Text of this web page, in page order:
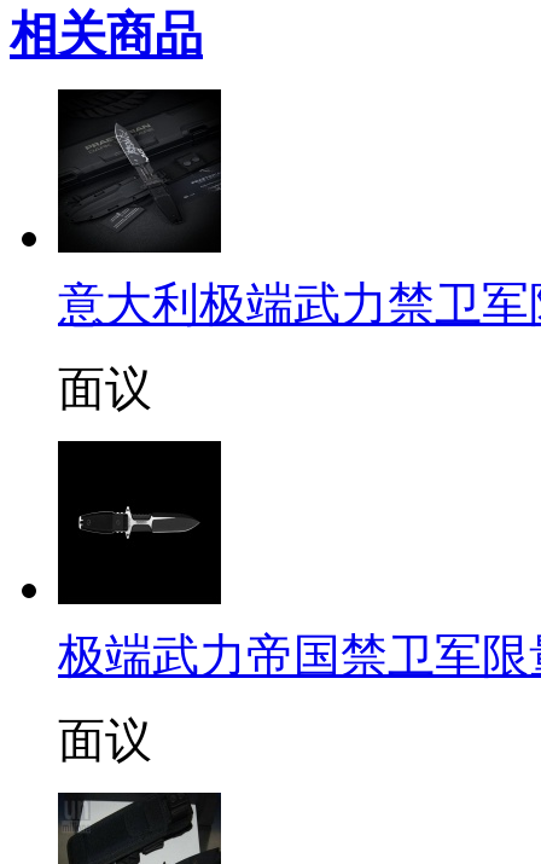
相关商品
意大利极端武力禁卫
面议
极端武力帝国禁卫军
面议